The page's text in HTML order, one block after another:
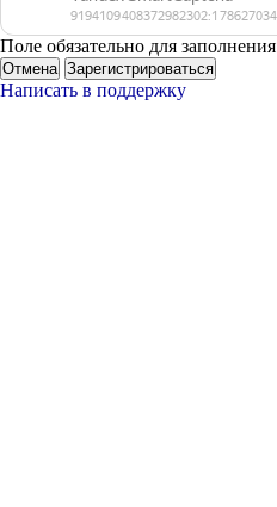
Поле обязательно для заполнения
Отмена Зарегистрироваться
Написать в поддержку